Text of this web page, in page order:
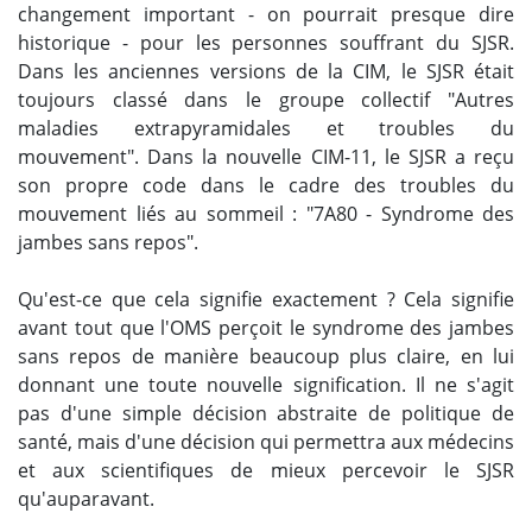
changement important - on pourrait presque dire
historique - pour les personnes souffrant du SJSR.
Dans les anciennes versions de la CIM, le SJSR était
toujours classé dans le groupe collectif "Autres
maladies extrapyramidales et troubles du
mouvement". Dans la nouvelle CIM-11, le SJSR a reçu
son propre code dans le cadre des troubles du
mouvement liés au sommeil : "7A80 - Syndrome des
jambes sans repos".
Qu'est-ce que cela signifie exactement ? Cela signifie
avant tout que l'OMS perçoit le syndrome des jambes
sans repos de manière beaucoup plus claire, en lui
donnant une toute nouvelle signification. Il ne s'agit
pas d'une simple décision abstraite de politique de
santé, mais d'une décision qui permettra aux médecins
et aux scientifiques de mieux percevoir le SJSR
qu'auparavant.